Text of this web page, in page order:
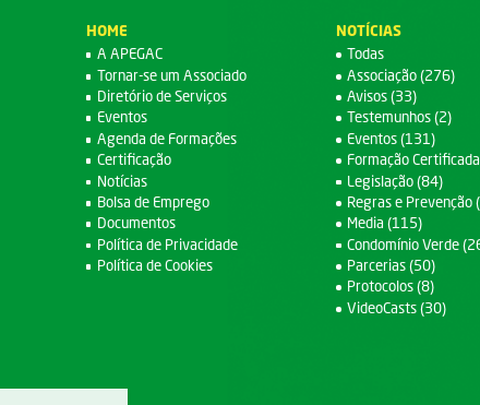
HOME
A APEGAC
Tornar-se um Associado
Diretório de Serviços
Eventos
Agenda de Formações
Certificação
Notícias
Bolsa de Emprego
Documentos
Política de Privacidade
Política de Cookies
NOTÍCIAS
Todas
Associação (276)
Avisos (33)
Testemunhos (2)
Eventos (131)
Formação
Legislação (84)
Regras e Prevenção
Media (115)
Condomínio Verde
Parcerias (50)
Protocolos (8)
VideoCasts (30)